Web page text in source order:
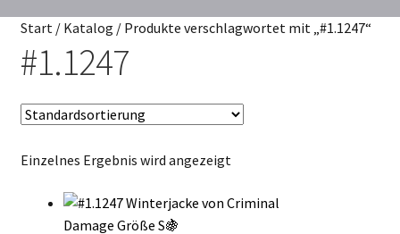
Garantie und Rückgabe
Kontakte
Start / Katalog / Produkte verschlagwortet mit „#1.1247“
#1.1247
Einzelnes Ergebnis wird angezeigt